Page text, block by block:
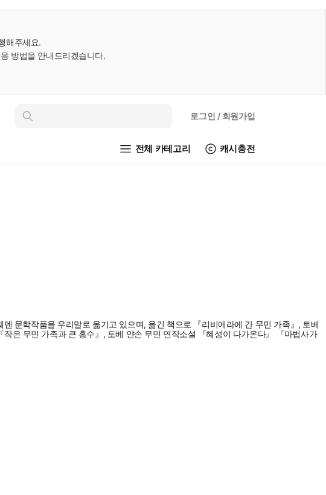
해주세요.
방법을 안내드리겠습니다.
인
로그인 / 회원가입
전체 카테고리 캐시충전
문학작품을 우리말로 옮기고 있으며, 옮긴 책으로 『리비에라에 간 무민 가족』, 토베
은 무민 가족과 큰 홍수』, 토베 얀손 무민 연작소설 『혜성이 다가온다』 『마법사가